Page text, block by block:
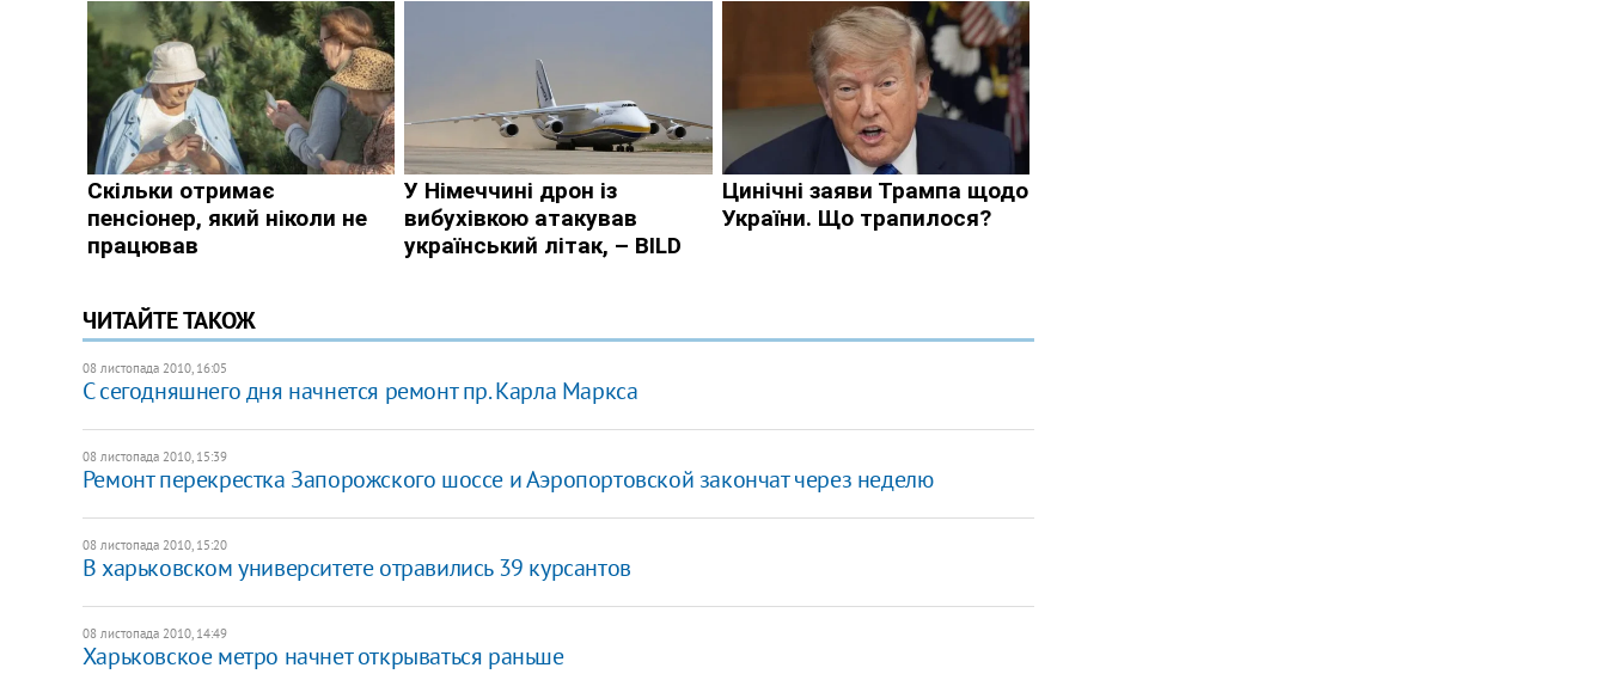
ЧИТАЙТЕ ТАКОЖ
08 листопада 2010, 16:05
С сегодняшнего дня начнется ремонт пр. Карла Маркса
08 листопада 2010, 15:39
Ремонт перекрестка Запорожского шоссе и Аэропортовской закончат через неделю
08 листопада 2010, 15:20
В харьковском университете отравились 39 курсантов
08 листопада 2010, 14:49
Харьковское метро начнет открываться раньше